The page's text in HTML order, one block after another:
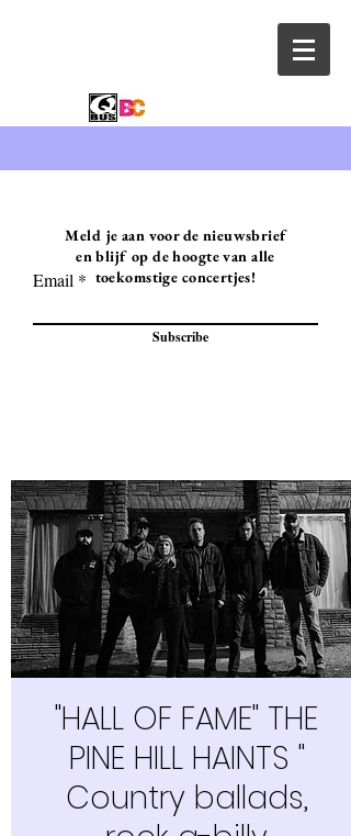
Meld je aan voor de nieuwsbrief
en blijf op de hoogte van alle
toekomstige concertjes!
Email
Subscribe
"HALL OF FAME" THE
PINE HILL HAINTS "
Country ballads,